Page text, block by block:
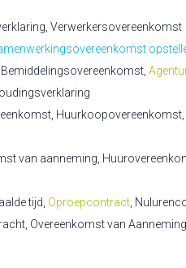
Verwerkersovereenkomst
van aanneming,
tijd, Oproepcontract ,
Overeenkomst van Aanneming,